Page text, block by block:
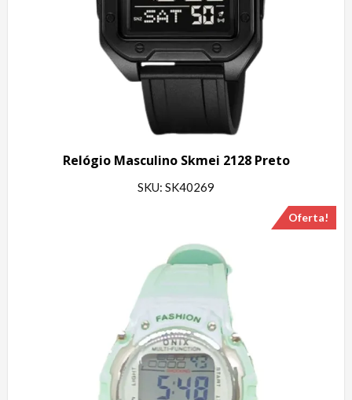
Relógio Masculino Skmei 2128 Preto
SKU: SK40269
Oferta!